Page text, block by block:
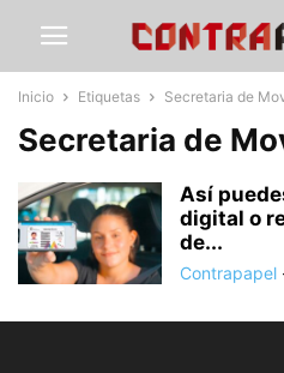
Inicio Etiquetas Secretaria de
Secretaria de
Así
digital o
de...
Contrapapel